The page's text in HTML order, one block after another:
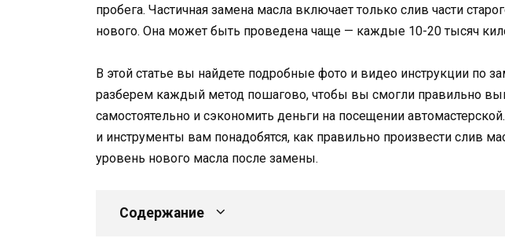
пробега. Частичная замена масла включает только слив части
нового. Она может быть проведена чаще — каждые 10-20 тысяч
В этой статье вы найдете подробные фото и видео инструкции по
разберем каждый метод пошагово, чтобы вы смогли правильно
самостоятельно и сэкономить деньги на посещении
и инструменты вам понадобятся, как правильно произвести слив
уровень нового масла после замены.
Содержание